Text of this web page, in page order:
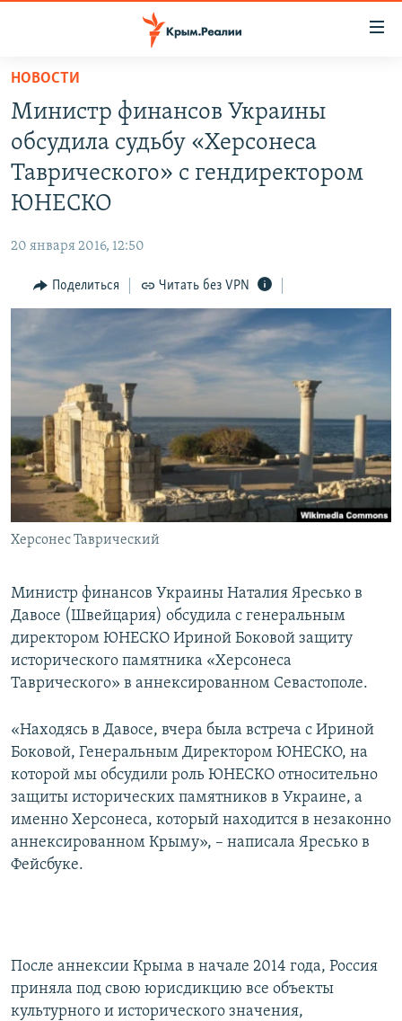
Вернуться
основному
содержанию
Вернутся
главной
Вернутся
поиску
СПЕЦПРОЕКТЫ
КАРТА ВОЕННЫХ ОБЪЕКТОВ КРЫМА
ВОДА
ИСТОРИЯ
ИНТЕРАКТИВ
ИНФОГРАФИКА
ТЕЛЕПРОЕКТ КРЫМ.РЕАЛИИ
СОВЕТЫ ПРАВОЗАЩИТНИКОВ
ПРОПАВШИЕ БЕЗ ВЕСТИ
ПОБЕДИТЕЛЕЙ НЕ СУДЯТ?
КРЫМ.НЕПОКОРЕННЫЙ
ELIFBE
УКРАИНСКАЯ ПРОБЛЕМА КРЫМА
РАДІО СВОБОДА
КАК ОБОЙТИ БЛОКИРОВКУ
Українською
Qırımtatar
ПРИСОЕДИНЯЙТЕСЬ!
Все сайты RFE/RL
НОВОСТИ
Министр финансов Украины
обсудила судьбу «Херсонеса
Таврического» с гендиректором
ЮНЕСКО
20 января 2016, 12:50
Поделиться Читать без VPN
Херсонес Таврический
Министр финансов Украины Наталия Яресько в
Давосе (Швейцария) обсудила с генеральным
директором ЮНЕСКО Ириной Боковой защиту
исторического памятника «Херсонеса
Таврического» в аннексированном Севастополе.
«Находясь в Давосе, вчера была встреча с Ириной
Боковой, Генеральным Директором ЮНЕСКО, на
которой мы обсудили роль ЮНЕСКО относительно
защиты исторических памятников в Украине, а
именно Херсонеса, который находится в незаконно
аннексированном Крыму», – написала Яресько в
Фейсбуке.
После аннексии Крыма в начале 2014 года, Россия
приняла под свою юрисдикцию все объекты
культурного и исторического значения,